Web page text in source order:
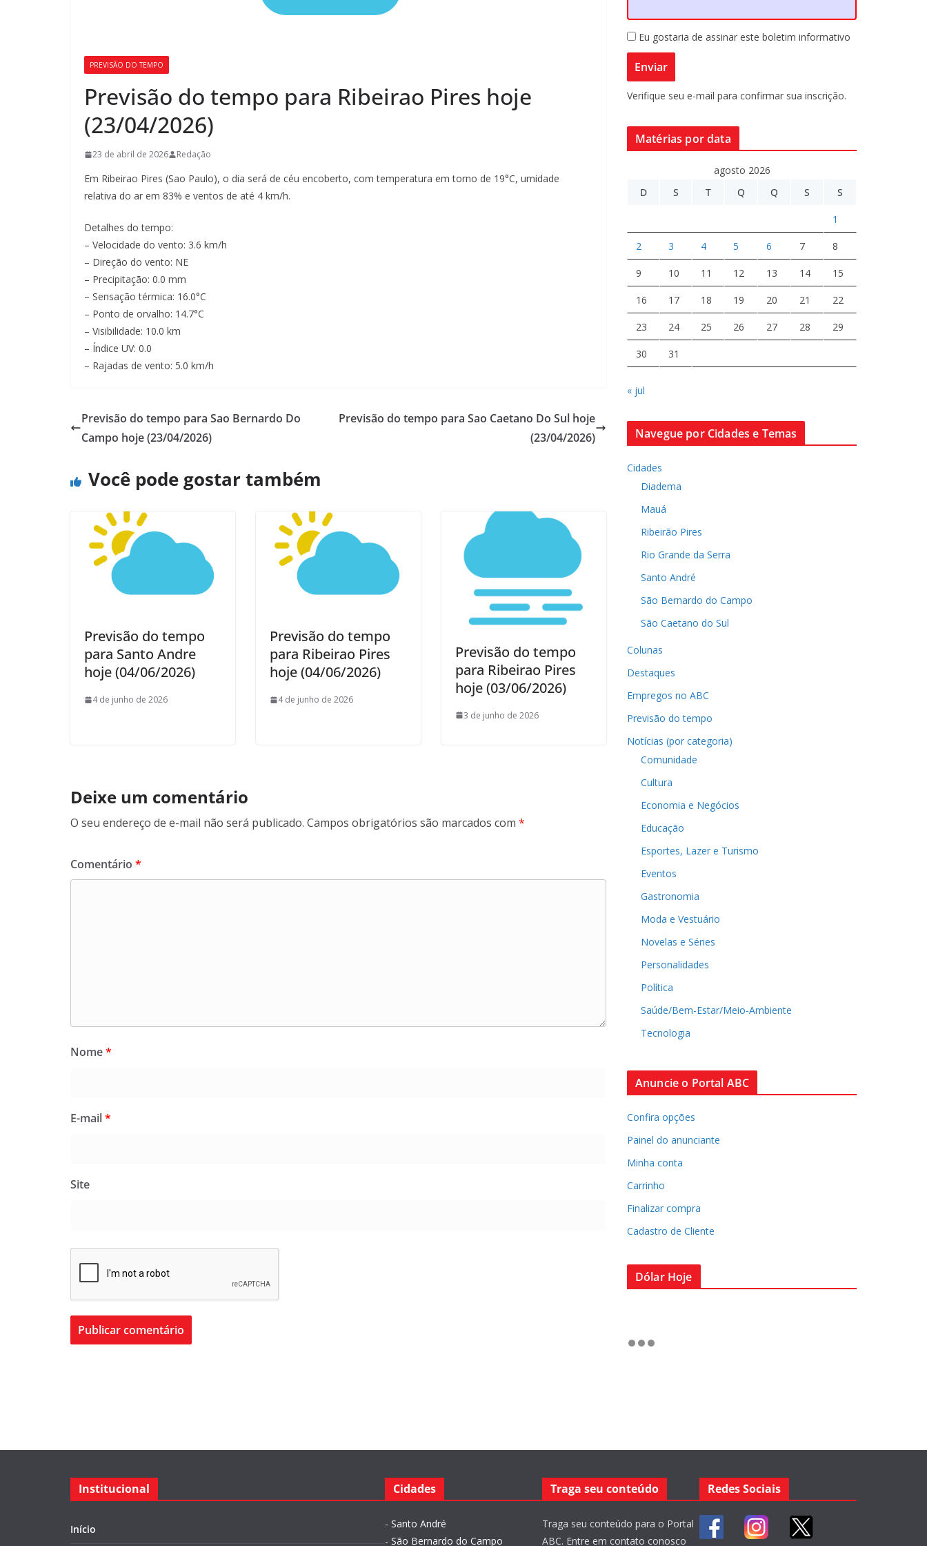
PREVISÃO DO TEMPO
Previsão do tempo para Ribeirao Pires hoje
(23/04/2026)
23 de abril de 2026 Redação
Em Ribeirao Pires (Sao Paulo), o dia será de céu encoberto, com temperatura em torno de 19°C, umidade
relativa do ar em 83% e ventos de até 4 km/h.
Detalhes do tempo:
– Velocidade do vento: 3.6 km/h
– Direção do vento: NE
– Precipitação: 0.0 mm
– Sensação térmica: 16.0°C
– Ponto de orvalho: 14.7°C
– Visibilidade: 10.0 km
– Índice UV: 0.0
– Rajadas de vento: 5.0 km/h
Previsão do tempo para Sao Bernardo Do
Campo hoje (23/04/2026)
Previsão do tempo para Sao Caetano Do Sul hoje
(23/04/2026)
Você pode gostar também
Previsão do tempo
para Santo Andre
hoje (04/06/2026)
4 de junho de 2026
Previsão do tempo
para Ribeirao Pires
hoje (04/06/2026)
4 de junho de 2026
Previsão do tempo
para Ribeirao Pires
hoje (03/06/2026)
3 de junho de 2026
Deixe um comentário
O seu endereço de e-mail não será publicado. Campos obrigatórios são marcados com *
Comentário *
Nome*
E-mail*
Site
Eu gostaria de assinar este boletim informativo
Verifique seu e-mail para confirmar sua inscrição.
Matérias por data
agosto 2026
D
S T Q Q S S
1
2 3 4 5 6 7 8
9 10 11 12 13 14 15
16 17 18 19 20 21 22
23 24 25 26 27 28 29
30 31
« jul
Navegue por Cidades e Temas
Cidades
Diadema
Mauá
Ribeirão Pires
Rio Grande da Serra
Santo André
São Bernardo do Campo
São Caetano do Sul
Colunas
Destaques
Empregos no ABC
Previsão do tempo
Notícias (por categoria)
Comunidade
Cultura
Economia e Negócios
Educação
Esportes, Lazer e Turismo
Eventos
Gastronomia
Moda e Vestuário
Novelas e Séries
Personalidades
Política
Saúde/Bem-Estar/Meio-Ambiente
Tecnologia
Anuncie o Portal ABC
Confira opções
Painel do anunciante
Minha conta
Carrinho
Finalizar compra
Cadastro de Cliente
Dólar Hoje
Institucional
Início
Cidades
- Santo André
- São Bernardo do Campo
Traga seu conteúdo
Traga seu conteúdo para o Portal
ABC. Entre em contato conosco
Redes Sociais